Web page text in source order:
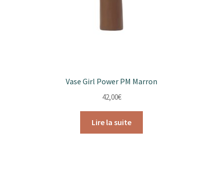
Vase Girl Power PM Marron
42,00€
Lire la suite